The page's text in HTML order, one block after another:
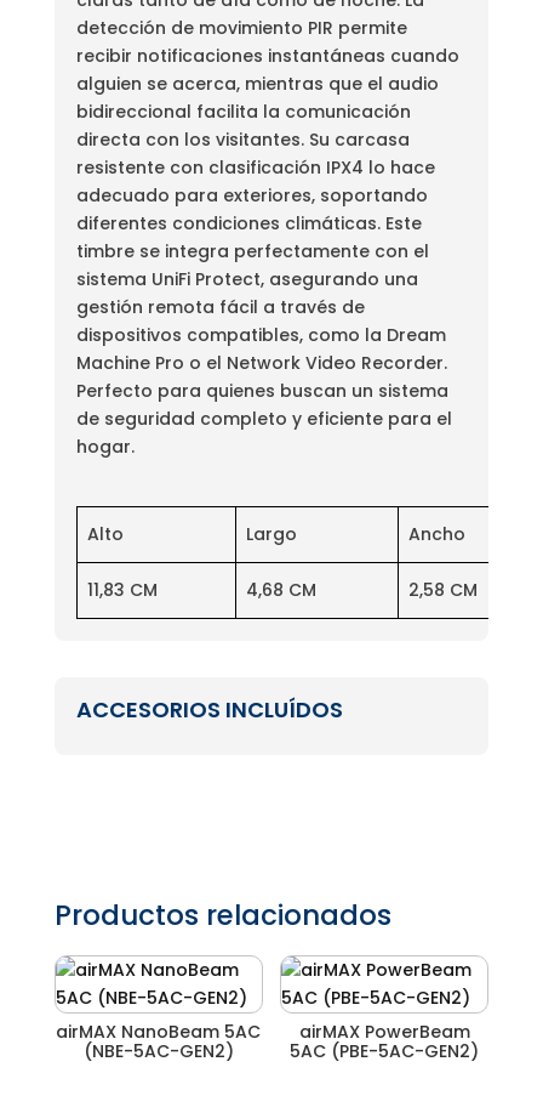
detección de movimiento PIR permite
recibir notificaciones instantáneas cuando
alguien se acerca, mientras que el audio
bidireccional facilita la comunicación
directa con los visitantes. Su carcasa
resistente con clasificación IPX4 lo hace
adecuado para exteriores, soportando
diferentes condiciones climáticas. Este
timbre se integra perfectamente con el
sistema UniFi Protect, asegurando una
gestión remota fácil a través de
dispositivos compatibles, como la Dream
Machine Pro o el Network Video Recorder.
Perfecto para quienes buscan un sistema
de seguridad completo y eficiente para el
hogar.
Alto Largo Ancho
11,83 CM 4,68 CM 2,58 CM
ACCESORIOS INCLUÍDOS
Productos relacionados
airMAX NanoBeam 5AC
(NBE-5AC-GEN2)
airMAX PowerBeam
5AC (PBE-5AC-GEN2)